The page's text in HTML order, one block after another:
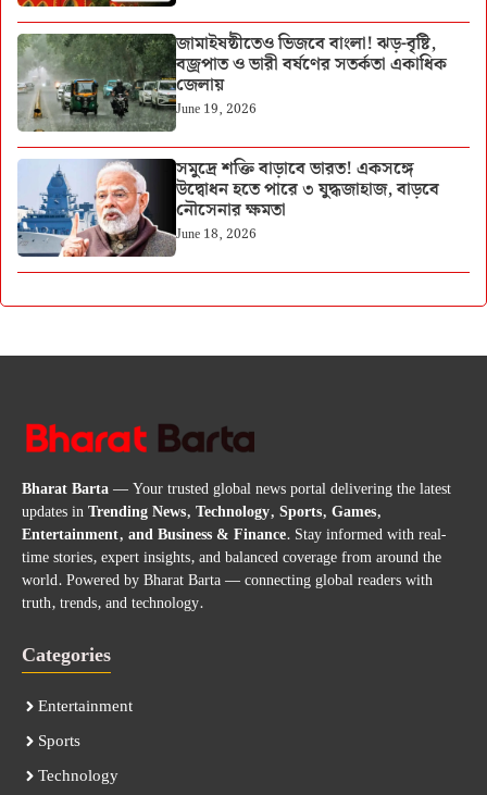
জামাইষষ্ঠীতেও ভিজবে বাংলা! ঝড়-বৃষ্টি,
বজ্রপাত ও ভারী বর্ষণের সতর্কতা একাধিক
জেলায়
June 19, 2026
সমুদ্রে শক্তি বাড়াবে ভারত! একসঙ্গে
উদ্বোধন হতে পারে ৩ যুদ্ধজাহাজ, বাড়বে
নৌসেনার ক্ষমতা
June 18, 2026
Bharat Barta— Your trusted global news portal delivering the latest
updates inTrending News, Technology, Sports, Games,
Entertainment, and Business & Finance. Stay informed with real-
time stories, expert insights, and balanced coverage from around the
world. Powered by Bharat Barta — connecting global readers with
truth, trends, and technology.
Categories
Entertainment
Sports
Technology